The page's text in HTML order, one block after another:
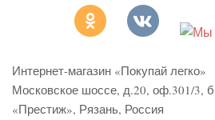
Интернет-магазин «Покупай легко»
Московское шоссе, д.20, оф.301/3,
«Престиж», Рязань, Россия